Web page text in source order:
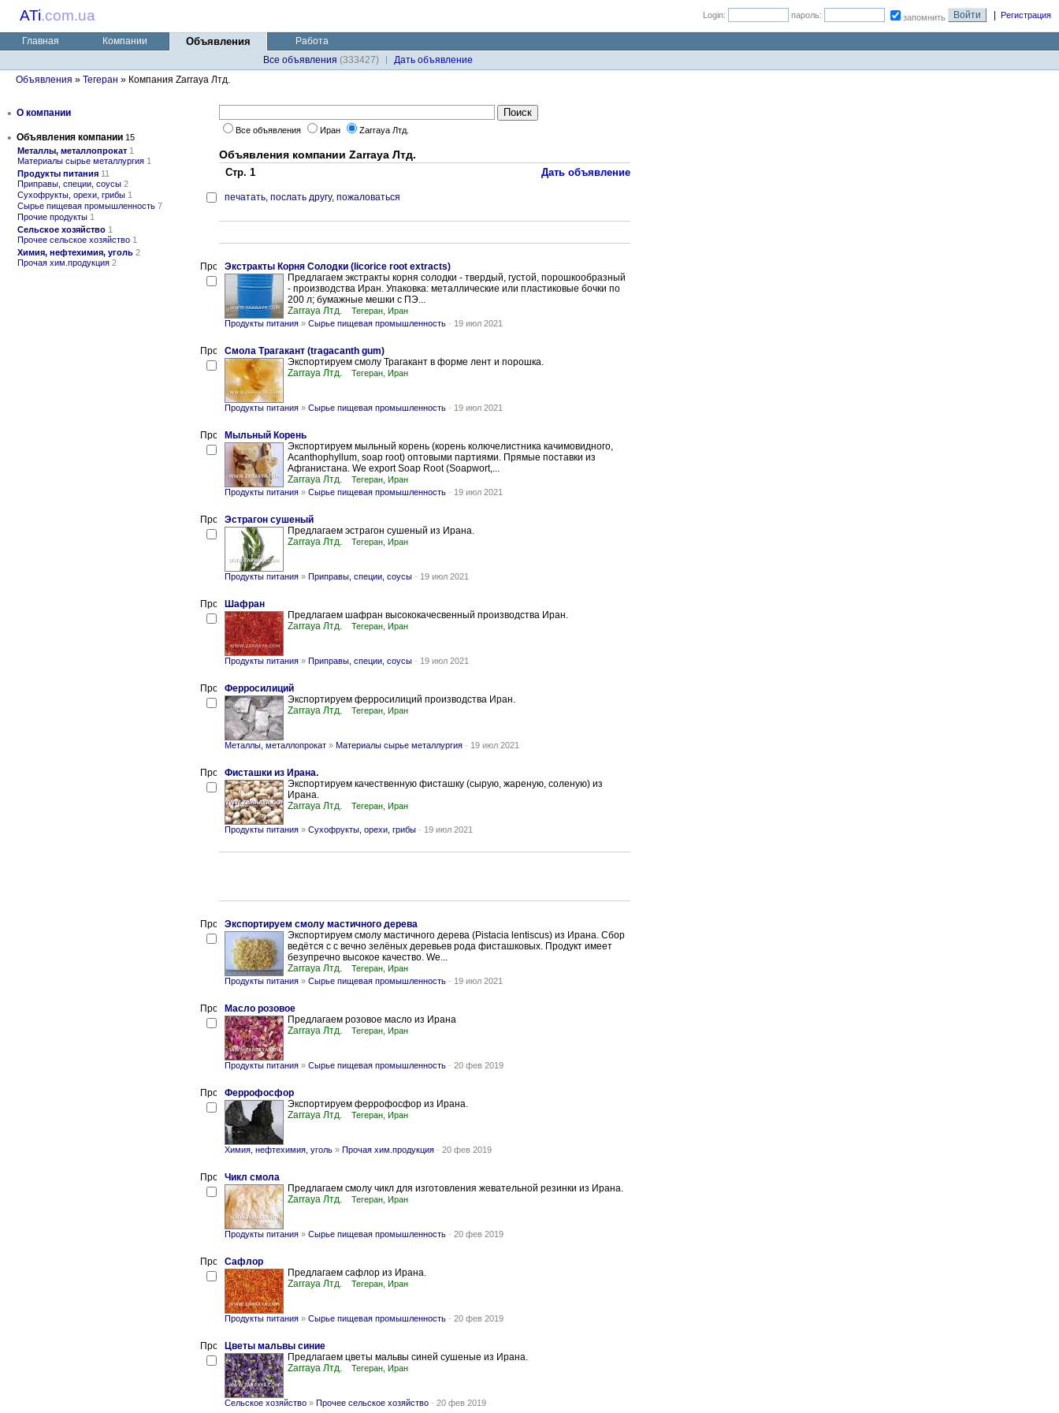
ATi.com.ua Login: пароль: запомнить Регистрация
Главная Компании Объявления
Работа
Все объявления (333427)
Дaть объявление
Объявления » Тегеран » Компания Zarraya Лтд.
• О компании
• Объявления компании 15
Металлы, металлопрокат 1
Материалы сырье металлургия 1
Продукты питания 11
Приправы, специи, соусы 2
Сухофрукты, орехи, грибы 1
Сырье пищевая промышленность 7
Прочие продукты 1
Сельское хозяйство 1
Прочее сельское хозяйство 1
Химия, нефтехимия, уголь 2
Прочая хим.продукция 2
Все объявления Иран Zarraya Лтд.
Объявления компании Zarraya Лтд.
Стр. 1 Дать объявление
печатать, послать другу, пожаловаться
Экстракты Корня Солодки (licorice root extracts)
Предлагаем экстракты корня солодки - твердый, густой, порошкообразный
- производства Иран. Упаковка: металлические или пластиковые бочки по
200 л; бумажные мешки с ПЭ...
Zarraya Лтд.
Тегеран, Иран
Продукты питания » Сырье пищевая промышленность - 19 июл 2021
Смола Трагакант (tragacanth gum)
Экспортируем смолу Трагакант в форме лент и порошка.
Zarraya Лтд.
Тегеран, Иран
Продукты питания » Сырье пищевая промышленность - 19 июл 2021
Мыльный Корень
Экспортируем мыльный корень (корень колючелистника качимовидного,
Acanthophyllum, soap root) оптовыми партиями. Прямые поставки из
Афганистана. We export Soap Root (Soapwort,...
Zarraya Лтд.
Тегеран, Иран
Продукты питания » Сырье пищевая промышленность - 19 июл 2021
Эстрагон сушеный
Предлагаем эстрагон сушеный из Ирана.
Zarraya Лтд.
Тегеран, Иран
Продукты питания » Приправы, специи, соусы - 19 июл 2021
Шафран
Предлагаем шафран высококачесвенный производства Иран.
Zarraya Лтд.
Тегеран, Иран
Продукты питания » Приправы, специи, соусы - 19 июл 2021
Ферросилиций
Экспортируем ферросилиций производства Иран.
Zarraya Лтд.
Тегеран, Иран
Металлы, металлопрокат » Материалы сырье металлургия - 19 июл 2021
Фисташки из Ирана.
Экспортируем качественную фисташку (сырую, жареную, соленую) из
Ирана.
Zarraya Лтд.
Тегеран, Иран
Продукты питания » Сухофрукты, орехи, грибы - 19 июл 2021
Экспортируем смолу мастичного дерева
Экспортируем смолу мастичного дерева (Pistacia lentiscus) из Ирана. Сбор
ведётся с с вечно зелёных деревьев рода фисташковых. Продукт имеет
безупречно высокое качество. We...
Zarraya Лтд.
Тегеран, Иран
Продукты питания » Сырье пищевая промышленность - 19 июл 2021
Масло розовое
Предлагаем розовое масло из Ирана
Zarraya Лтд.
Тегеран, Иран
Продукты питания » Сырье пищевая промышленность - 20 фев 2019
Феррофосфор
Экспортируем феррофосфор из Ирана.
Zarraya Лтд.
Тегеран, Иран
Химия, нефтехимия, уголь » Прочая хим.продукция - 20 фев 2019
Чикл смола
Предлагаем смолу чикл для изготовления жевательной резинки из Ирана.
Zarraya Лтд.
Тегеран, Иран
Продукты питания » Сырье пищевая промышленность - 20 фев 2019
Сафлор
Предлагаем сафлор из Ирана.
Zarraya Лтд.
Тегеран, Иран
Продукты питания » Сырье пищевая промышленность - 20 фев 2019
Цветы мальвы синие
Предлагаем цветы мальвы синей сушеные из Ирана.
Zarraya Лтд.
Тегеран, Иран
Сельское хозяйство » Прочее сельское хозяйство - 20 фев 2019